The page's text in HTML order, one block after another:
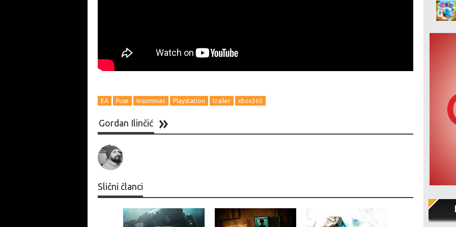
EA Fuse Insomniac Playstation trailer xbox360
Gordan Ilinčić
Slični članci